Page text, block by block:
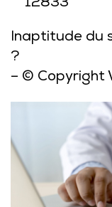
12833
Inaptitude du
?
– © Copyright